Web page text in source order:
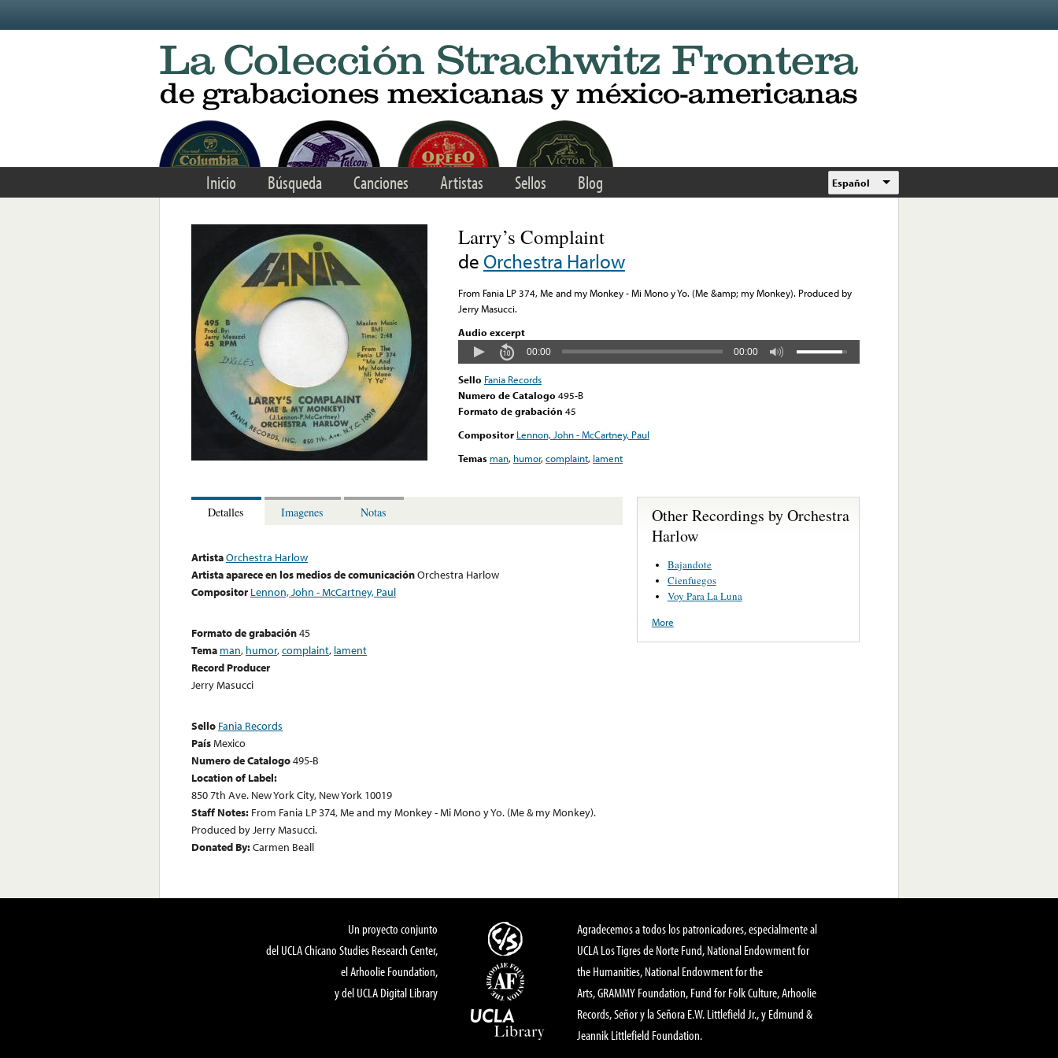
Inicio Búsqueda Canciones Artistas Sellos Blog Español
Larry’s Complaint
de Orchestra Harlow
From Fania LP 374, Me and my Monkey - Mi Mono y Yo. (Me &amp; my Monkey). Produced by
Jerry Masucci.
Audio excerpt
00:00 00:00
Sello Fania Records
Numero de Catalogo 495-B
Formato de grabación 45
Compositor Lennon, John - McCartney, Paul
Temas man, humor,complaint, lament
Detalles Imagenes Notas
ArtistaOrchestra Harlow
Artista aparece en los medios de comunicaciónOrchestra Harlow
Compositor Lennon, John - McCartney, Paul
Formato de grabación45
Tema man, humor,complaint, lament
Record Producer
Jerry Masucci
Sello Fania Records
PaísMexico
Numero de Catalogo495-B
Location of Label:
850 7th Ave. New York City, New York 10019
Staff Notes: From Fania LP 374, Me and my Monkey - Mi Mono y Yo. (Me & my Monkey).
Produced by Jerry Masucci.
Donated By:Carmen Beall
Other Recordings by Orchestra
Harlow
Bajandote
Cienfuegos
Voy Para La Luna
More
Un proyecto conjunto
del UCLA Chicano Studies Research Center,
el Arhoolie Foundation,
y del UCLA Digital Library
Agradecemos a todos los patronicadores, especialmente al
UCLA Los Tigres de Norte Fund, National Endowment for
the Humanities, National Endowment for the
Arts, GRAMMY Foundation, Fund for Folk Culture, Arhoolie
Records, Señor y la Señora E.W. Littlefield Jr., y Edmund &
Jeannik Littlefield Foundation.